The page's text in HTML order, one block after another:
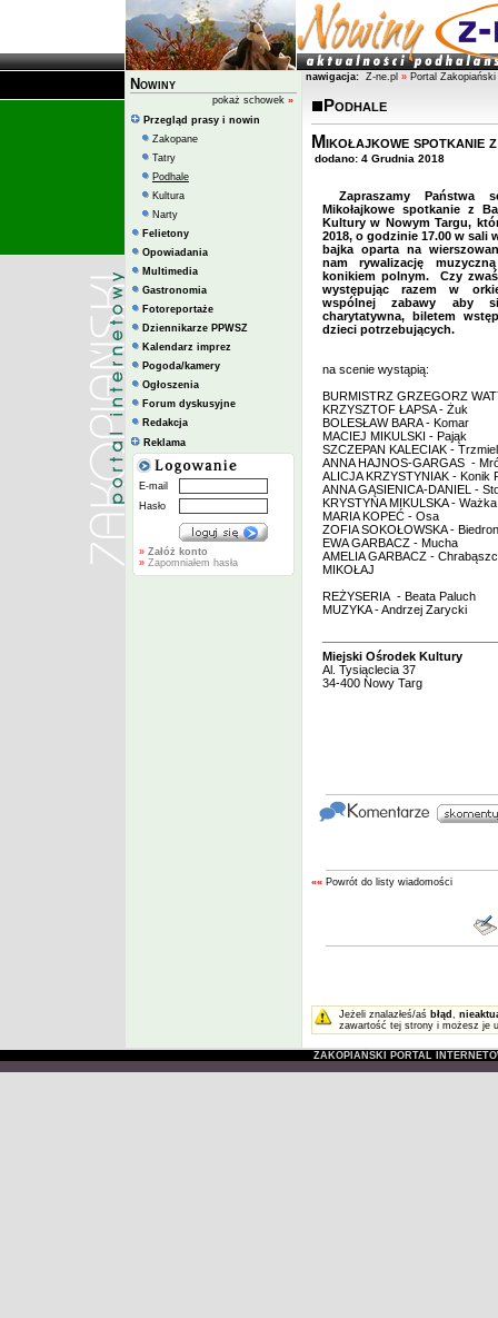
Nowiny
pokaż schowek »
Przegląd prasy i nowin
Zakopane
Tatry
Podhale
Kultura
Narty
Felietony
Opowiadania
Multimedia
Gastronomia
Fotoreportaże
Dziennikarze PPWSZ
Kalendarz imprez
Pogoda/kamery
Ogłoszenia
Forum dyskusyjne
Redakcja
Reklama
E-mail
Hasło
» Załóż konto
» Zapomniałem hasła
nawigacja: Z-ne.pl » Portal Zakopiański
Podhale
Mikołajkowe spotkanie
dodano: 4 Grudnia 2018
Zapraszamy Państwa
Mikołajkowe spotkanie z
Kultury w Nowym Targu,
2018, o godzinie 17.00 w sali
bajka oparta na
nam rywalizację
konikiem polnym. Czy
występując razem w
wspólnej zabawy aby
charytatywna, biletem
dzieci potrzebujących.
na scenie wystąpią:
BURMISTRZ GRZEGORZ
KRZYSZTOF ŁAPSA - Żuk
BOLESŁAW BARA - Komar
MACIEJ MIKULSKI - Pająk
SZCZEPAN KALECIAK - Trzmiel
ANNA HAJNOS-GARGAS -
ALICJA KRZYSTYNIAK - Konik
ANNA GĄSIENICA-DANIEL -
KRYSTYNA MIKULSKA -
MARIA KOPEĆ - Osa
ZOFIA SOKOŁOWSKA -
EWA GARBACZ - Mucha
AMELIA GARBACZ -
MIKOŁAJ
REŻYSERIA - Beata Paluch
MUZYKA - Andrzej Zarycki
Miejski Ośrodek Kultury
Al. Tysiąclecia 37
34-400 Nowy Targ
«« Powrót do listy wiadomości
Jeżeli znalazłeś/aś błąd ,
zawartość tej strony i możesz je
ZAKOPIAŃSKI PORTAL